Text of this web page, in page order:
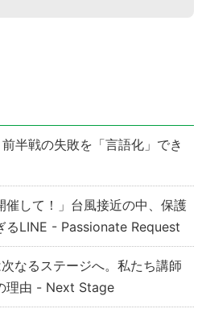
半戦の失敗を「言語化」でき
催して！」台風接近の中、保護
るLINE - Passionate Request
次なるステージへ。私たち講師
理由 - Next Stage